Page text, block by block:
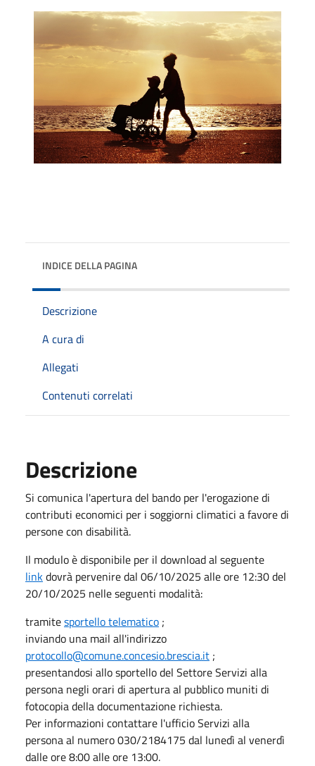
INDICE DELLA PAGINA
Descrizione
A cura di
Allegati
Contenuti correlati
Descrizione
Si comunica l'apertura del bando per l'erogazione di
contributi economici per i soggiorni climatici a favore di
persone con disabilità.
Il modulo è disponibile per il download al seguente
linkdovrà pervenire dal 06/10/2025 alle ore 12:30 del
20/10/2025 nelle seguenti modalità:
tramitesportello telematico ;
inviando una mail all'indirizzo
protocollo@comune.concesio.brescia.it ;
presentandosi allo sportello del Settore Servizi alla
persona negli orari di apertura al pubblico muniti di
fotocopia della documentazione richiesta.
Per informazioni contattare l'ufficio Servizi alla
persona al numero 030/2184175 dal lunedì al venerdì
dalle ore 8:00 alle ore 13:00.